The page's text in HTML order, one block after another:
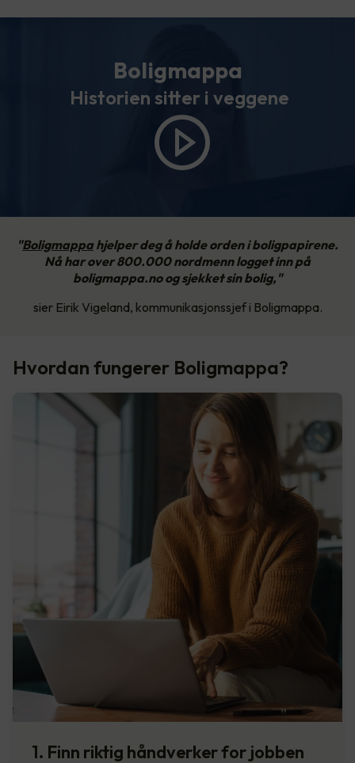
Boligmappa
Historien sitter i veggene
"Boligmappahjelper deg å holde orden i boligpapirene.
Nå har over 800.000 nordmenn logget inn på
boligmappa.no og sjekket sin bolig,"
sier Eirik Vigeland, kommunikasjonssjef i Boligmappa.
Hvordan fungerer Boligmappa?
1. Finn riktig håndverker for jobben